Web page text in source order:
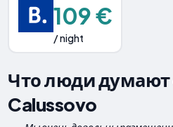
109 €
/ night
Что люди думают
Calussovo